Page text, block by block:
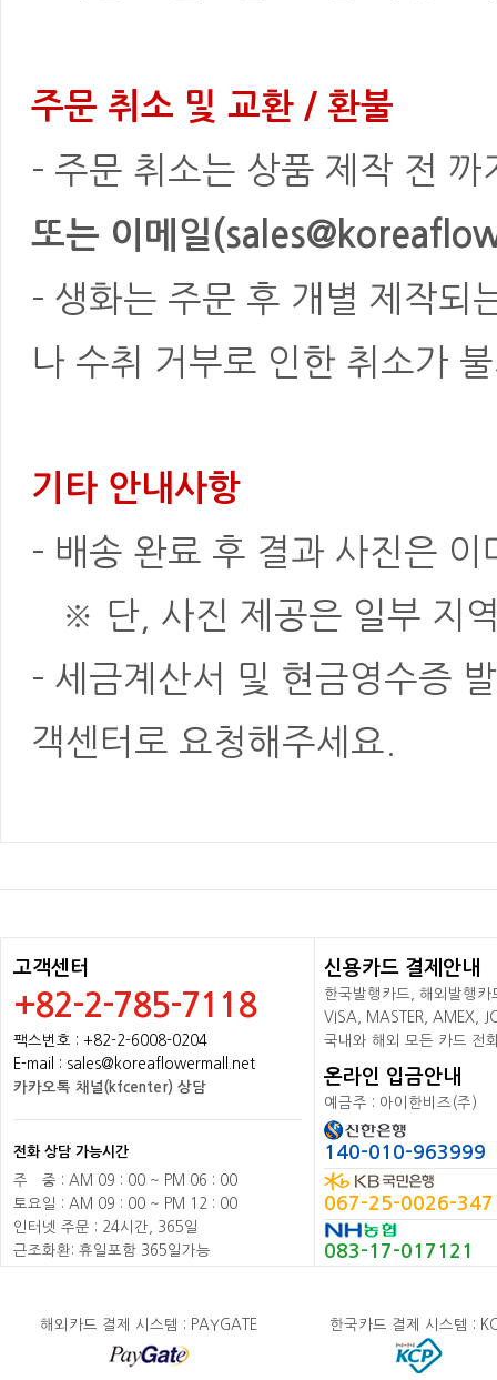
주문 취소 및 교환 / 환불
- 주문 취소는 상품 제작 전
또는 이메일
- 생화는 주문 후 개별 제작되
나 수취 거부로 인한 취소가
기타 안내사항
- 배송 완료 후 결과 사진은
※ 단, 사진 제공은 일부 지
- 세금계산서 및 현금영수증
객센터로 요청해주세요.
고객센터
+82-2-785-7118
팩스번호 : +82-2-6008-0204
E-mail : sales@koreaflowermall.net
카카오톡 채널(kfcenter) 상담
전화 상담 가능시간
주
중 : AM 09 : 00 ~ PM 06 : 00
토요일 : AM 09 : 00 ~ PM 12 : 00
인터넷 주문 : 24시간, 365일
근조화환: 휴일포함 365일가능
신용카드 결제안내
한국발행카드, 해외발행
VISA, MASTER, AMEX,
국내와 해외 모든 카드 전
온라인 입금안내
예금주 : 아이한비즈(주)
140-010-963999
067-25-0026-347
083-17-017121
해외카드 결제 시스템 : PAYGATE 한국카드 결제 시스템 :